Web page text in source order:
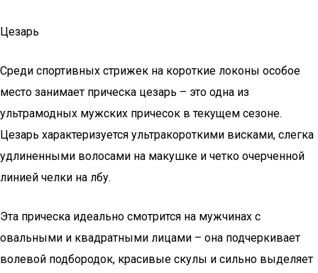
Цезарь
Среди спортивных стрижек на короткие локоны особое
место занимает прическа цезарь – это одна из
ультрамодных мужских причесок в текущем сезоне.
Цезарь характеризуется ультракороткими висками, слегка
удлиненными волосами на макушке и четко очерченной
линией челки на лбу.
Эта прическа идеально смотрится на мужчинах с
овальными и квадратными лицами – она подчеркивает
волевой подбородок, красивые скулы и сильно выделяет